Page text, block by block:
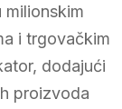
i trgovačkim
dodajući
proizvoda